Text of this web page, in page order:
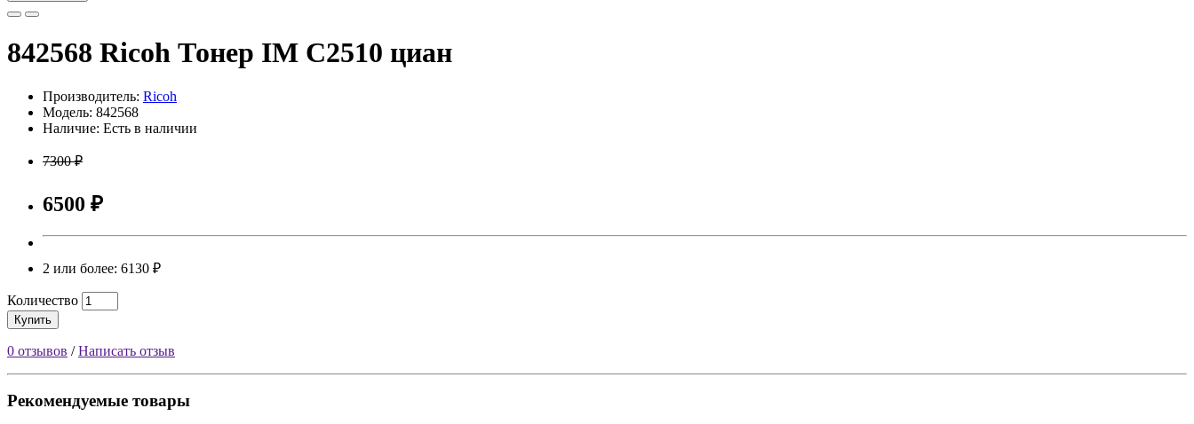
842568 Ricoh Тонер IM C2510 циан
Производитель: Ricoh
Модель: 842568
Наличие: Есть в наличии
7300 ₽
6500 ₽
2 или более: 6130 ₽
Количество
Купить
0 отзывов /Написать отзыв
Рекомендуемые товары